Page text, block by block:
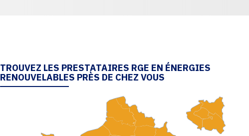
TROUVEZ LES PRESTATAIRES RGE EN ÉNERGIES
RENOUVELABLES PRÈS DE CHEZ VOUS